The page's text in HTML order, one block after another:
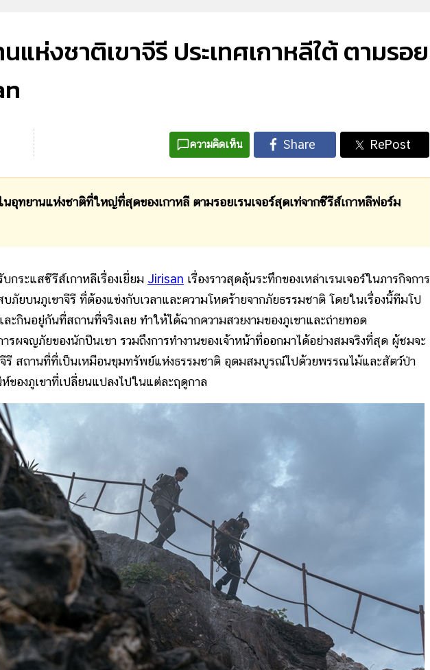
แห่งชาติเขาจีรี ประเทศเกาหลีใต้ ตามรอย
ความคิดเห็น
นอุทยานแห่งชาติที่ใหญ่ที่สุดของเกาหลี ตามรอยเรนเจอร์สุดเท่จากซีรีส์เกาหลีฟอร์ม
ะแสซีรีส์เกาหลีเรื่องเยี่ยม Jirisan เรื่องราวสุดลุ้นระทึกของเหล่าเรนเจอร์ในภารกิจการ
ภัยบนภูเขาจีรี ที่ต้องแข่งกับเวลาและความโหดร้ายจากภัยธรรมชาติ โดยในเรื่องนี้ทีมโป
ะกินอยู่กันที่สถานที่จริงเลย ทำให้ได้ฉากความสวยงามของภูเขาและถ่ายทอด
ผจญภัยของนักปีนเขา รวมถึงการทำงานของเจ้าหน้าที่ออกมาได้อย่างสมจริงที่สุด ผู้ชมจะ
จีรี สถานที่ที่เป็นเหมือนขุมทรัพย์แห่งธรรมชาติ อุดมสมบูรณ์ไปด้วยพรรณไม้และสัตว์ป่า
ของภูเขาที่เปลี่ยนแปลงไปในแต่ละฤดูกาล